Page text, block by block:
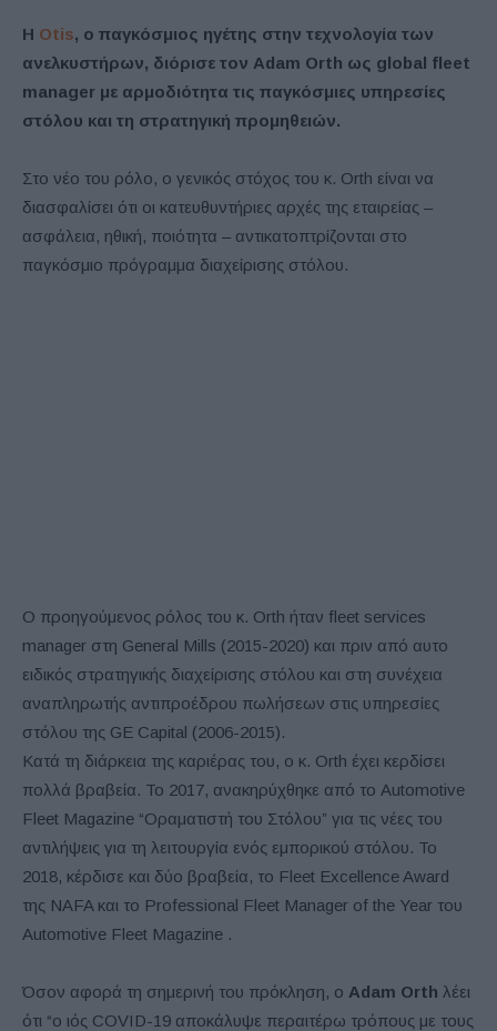
Η Otis, ο παγκόσμιος ηγέτης στην τεχνολογία των
ανελκυστήρων, διόρισε τον Adam Orth ως global fleet
manager με αρμοδιότητα τις παγκόσμιες υπηρεσίες
στόλου και τη στρατηγική προμηθειών.
Στο νέο του ρόλο, ο γενικός στόχος του κ. Orth είναι να
διασφαλίσει ότι οι κατευθυντήριες αρχές της εταιρείας –
ασφάλεια, ηθική, ποιότητα – αντικατοπτρίζονται στο
παγκόσμιο πρόγραμμα διαχείρισης στόλου.
Ο προηγούμενος ρόλος του κ. Orth ήταν fleet services
manager στη General Mills (2015-2020) και πριν από αυτο
ειδικός στρατηγικής διαχείρισης στόλου και στη συνέχεια
αναπληρωτής αντιπροέδρου πωλήσεων στις υπηρεσίες
στόλου της GE Capital (2006-2015).
Κατά τη διάρκεια της καριέρας του, ο κ. Orth έχει κερδίσει
πολλά βραβεία. Το 2017, ανακηρύχθηκε από το Automotive
Fleet Magazine “Οραματιστή του Στόλου” για τις νέες του
αντιλήψεις για τη λειτουργία ενός εμπορικού στόλου. Το
2018, κέρδισε και δύο βραβεία, το Fleet Excellence Award
της NAFA και το Professional Fleet Manager of the Year του
Automotive Fleet Magazine .
Όσον αφορά τη σημερινή του πρόκληση, ο Adam Orth λέει
ότι “ο ιός COVID-19 αποκάλυψε περαιτέρω τρόπους με τους